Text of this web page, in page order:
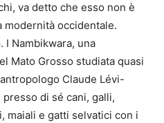
va detto che esso non è
modernità occidentale.
I Nambikwara, una
Mato Grosso studiata quasi
Claude Lévi-
di sé cani, galli,
maiali e gatti selvatici con i